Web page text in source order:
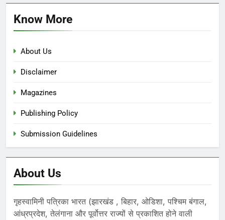
Know More
About Us
Disclaimer
Magazines
Publishing Policy
Submission Guidelines
About Us
गृहस्वामिनी पत्रिका भारत (झारखंड , बिहार, ओडिशा, पश्चिम बंगाल,
आंध्रप्रदेश, तेलंगाना और पूर्वोत्तर राज्यों से प्रकाशित होने वाली